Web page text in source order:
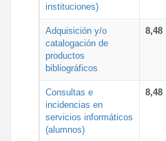
instituciones)
Adquisición y/o
catalogación de
productos
bibliográficos
8,48
Consultas e
incidencias en
servicios informáticos
(alumnos)
8,48